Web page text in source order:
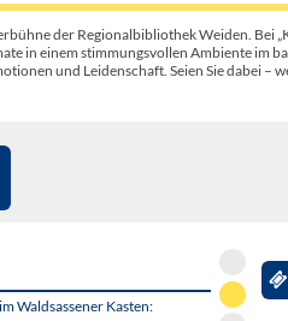
der Regionalbibliothek Weiden. Bei
in einem stimmungsvollen Ambiente im
und Leidenschaft. Seien Sie dabei –
Waldsassener Kasten: